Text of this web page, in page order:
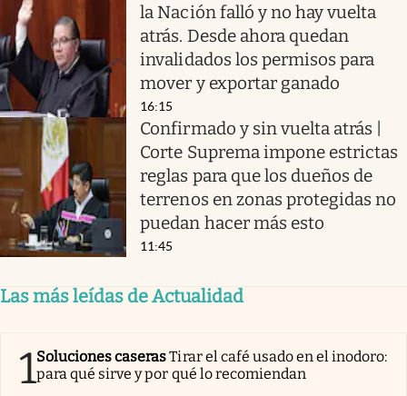
la Nación falló y no hay vuelta
atrás. Desde ahora quedan
invalidados los permisos para
mover y exportar ganado
16:15
Confirmado y sin vuelta atrás |
Corte Suprema impone estrictas
reglas para que los dueños de
terrenos en zonas protegidas no
puedan hacer más esto
11:45
Las más leídas de Actualidad
1Soluciones caserasTirar el café usado en el inodoro:
para qué sirve y por qué lo recomiendan